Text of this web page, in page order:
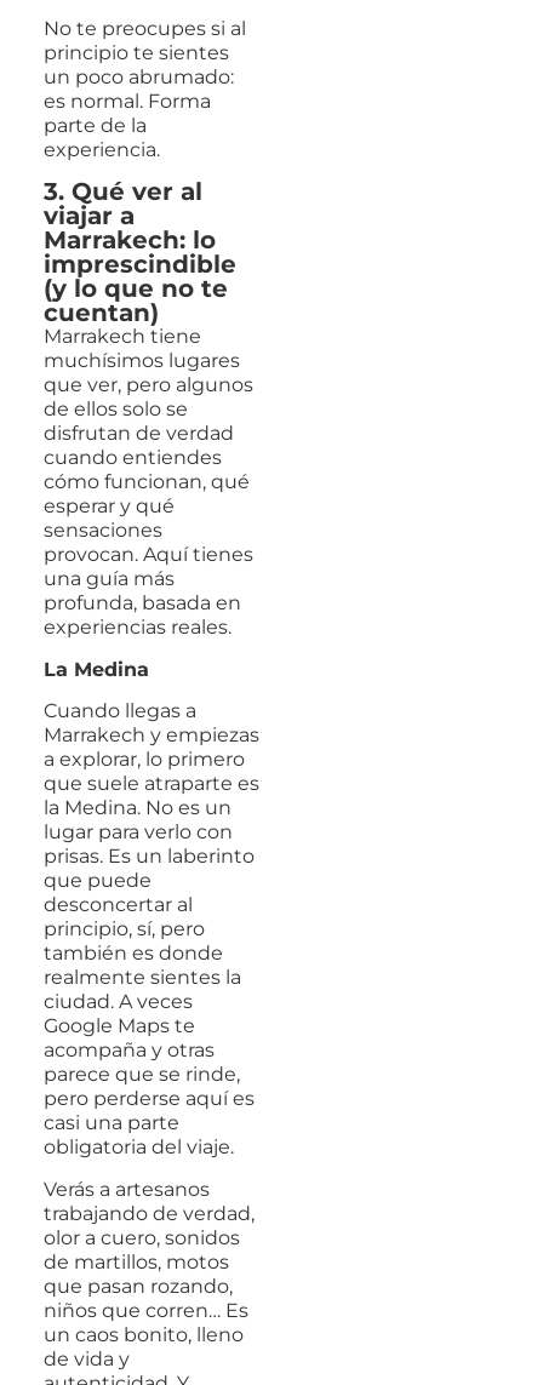
No te preocupes si al
principio te sientes
un poco abrumado:
es normal. Forma
parte de la
experiencia.
3. Qué ver al
viajar a
Marrakech: lo
imprescindible
(y lo que no te
cuentan)
Marrakech tiene
muchísimos lugares
que ver, pero algunos
de ellos solo se
disfrutan de verdad
cuando entiendes
cómo funcionan, qué
esperar y qué
sensaciones
provocan. Aquí tienes
una guía más
profunda, basada en
experiencias reales.
La Medina
Cuando llegas a
Marrakech y empiezas
a explorar, lo primero
que suele atraparte es
la Medina. No es un
lugar para verlo con
prisas. Es un laberinto
que puede
desconcertar al
principio, sí, pero
también es donde
realmente sientes la
ciudad. A veces
Google Maps te
acompaña y otras
parece que se rinde,
pero perderse aquí es
casi una parte
obligatoria del viaje.
Verás a artesanos
trabajando de verdad,
olor a cuero, sonidos
de martillos, motos
que pasan rozando,
niños que corren… Es
un caos bonito, lleno
de vida y